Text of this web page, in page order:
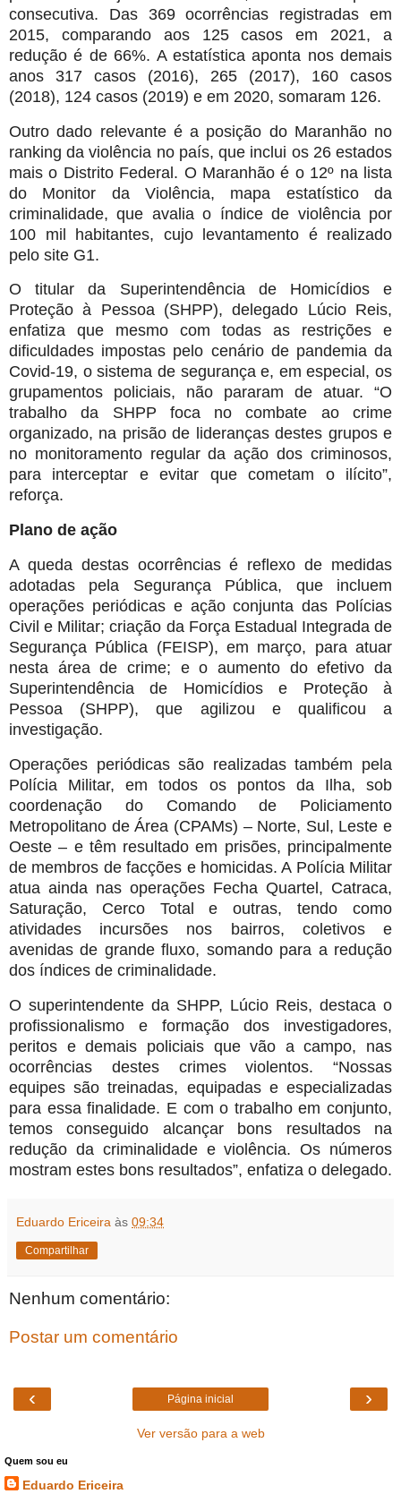
consecutiva. Das 369 ocorrências registradas em
2015, comparando aos 125 casos em 2021, a
redução é de 66%. A estatística aponta nos demais
anos 317 casos (2016), 265 (2017), 160 casos
(2018), 124 casos (2019) e em 2020, somaram 126.
Outro dado relevante é a posição do Maranhão no
ranking da violência no país, que inclui os 26 estados
mais o Distrito Federal. O Maranhão é o 12º na lista
do Monitor da Violência, mapa estatístico da
criminalidade, que avalia o índice de violência por
100 mil habitantes, cujo levantamento é realizado
pelo site G1.
O titular da Superintendência de Homicídios e
Proteção à Pessoa (SHPP), delegado Lúcio Reis,
enfatiza que mesmo com todas as restrições e
dificuldades impostas pelo cenário de pandemia da
Covid-19, o sistema de segurança e, em especial, os
grupamentos policiais, não pararam de atuar. “O
trabalho da SHPP foca no combate ao crime
organizado, na prisão de lideranças destes grupos e
no monitoramento regular da ação dos criminosos,
para interceptar e evitar que cometam o ilícito”,
reforça.
Plano de ação
A queda destas ocorrências é reflexo de medidas
adotadas pela Segurança Pública, que incluem
operações periódicas e ação conjunta das Polícias
Civil e Militar; criação da Força Estadual Integrada de
Segurança Pública (FEISP), em março, para atuar
nesta área de crime; e o aumento do efetivo da
Superintendência de Homicídios e Proteção à
Pessoa (SHPP), que agilizou e qualificou a
investigação.
Operações periódicas são realizadas também pela
Polícia Militar, em todos os pontos da Ilha, sob
coordenação do Comando de Policiamento
Metropolitano de Área (CPAMs) – Norte, Sul, Leste e
Oeste – e têm resultado em prisões, principalmente
de membros de facções e homicidas. A Polícia Militar
atua ainda nas operações Fecha Quartel, Catraca,
Saturação, Cerco Total e outras, tendo como
atividades incursões nos bairros, coletivos e
avenidas de grande fluxo, somando para a redução
dos índices de criminalidade.
O superintendente da SHPP, Lúcio Reis, destaca o
profissionalismo e formação dos investigadores,
peritos e demais policiais que vão a campo, nas
ocorrências destes crimes violentos. “Nossas
equipes são treinadas, equipadas e especializadas
para essa finalidade. E com o trabalho em conjunto,
temos conseguido alcançar bons resultados na
redução da criminalidade e violência. Os números
mostram estes bons resultados”, enfatiza o delegado.
Eduardo Ericeira às 09:34
Compartilhar
Nenhum comentário:
Postar um comentário
‹ ›
Página inicial
Ver versão para a web
Quem sou eu
Eduardo Ericeira